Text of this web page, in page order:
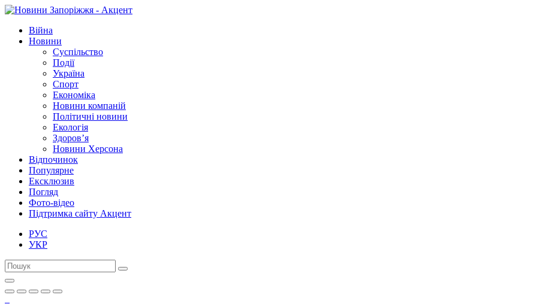
Війна
Новини
Суспільство
Події
Україна
Спорт
Економіка
Новини компаній
Політичні новини
Екологія
Здоров’я
Новини Херсона
Відпочинок
Популярне
Ексклюзив
Погляд
Фото-відео
Підтримка сайту Акцент
РУС
УКР